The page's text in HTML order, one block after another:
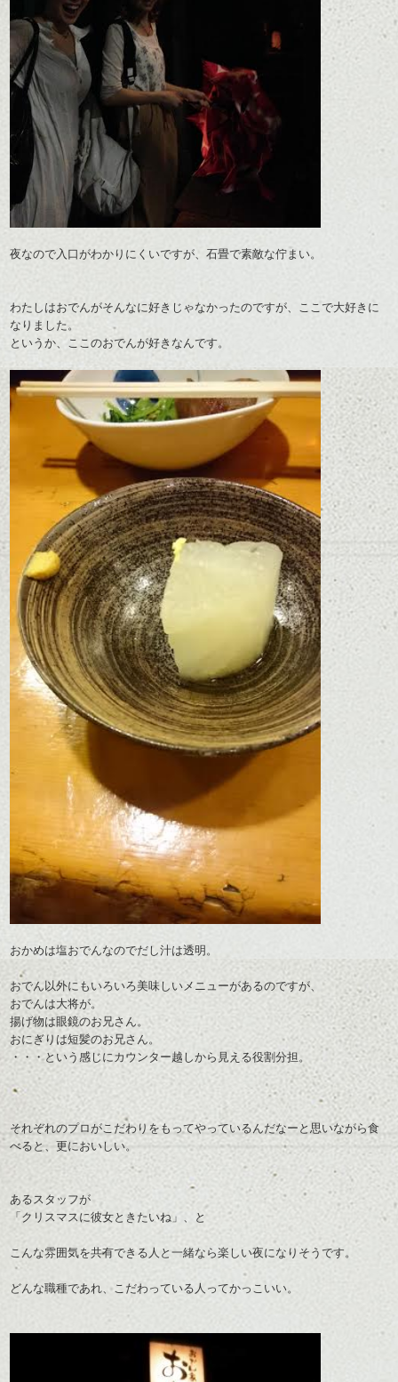
夜なので入口がわかりにくいですが、石畳で素敵な佇まい。
わたしはおでんがそんなに好きじゃなかったのですが、ここで大好きに
なりました。
というか、ここのおでんが好きなんです。
おかめは塩おでんなのでだし汁は透明。
おでん以外にもいろいろ美味しいメニューがあるのですが、
おでんは大将が。
揚げ物は眼鏡のお兄さん。
おにぎりは短髪のお兄さん。
・・・という感じにカウンター越しから見える役割分担。
それぞれのプロがこだわりをもってやっているんだなーと思いながら食
べると、更においしい。
あるスタッフが
「クリスマスに彼女ときたいね」、と
こんな雰囲気を共有できる人と一緒なら楽しい夜になりそうです。
どんな職種であれ、こだわっている人ってかっこいい。